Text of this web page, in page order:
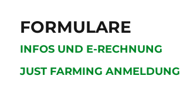
FORMULARE
INFOS UND E-RECHNUNG
JUST FARMING ANMELDUNG